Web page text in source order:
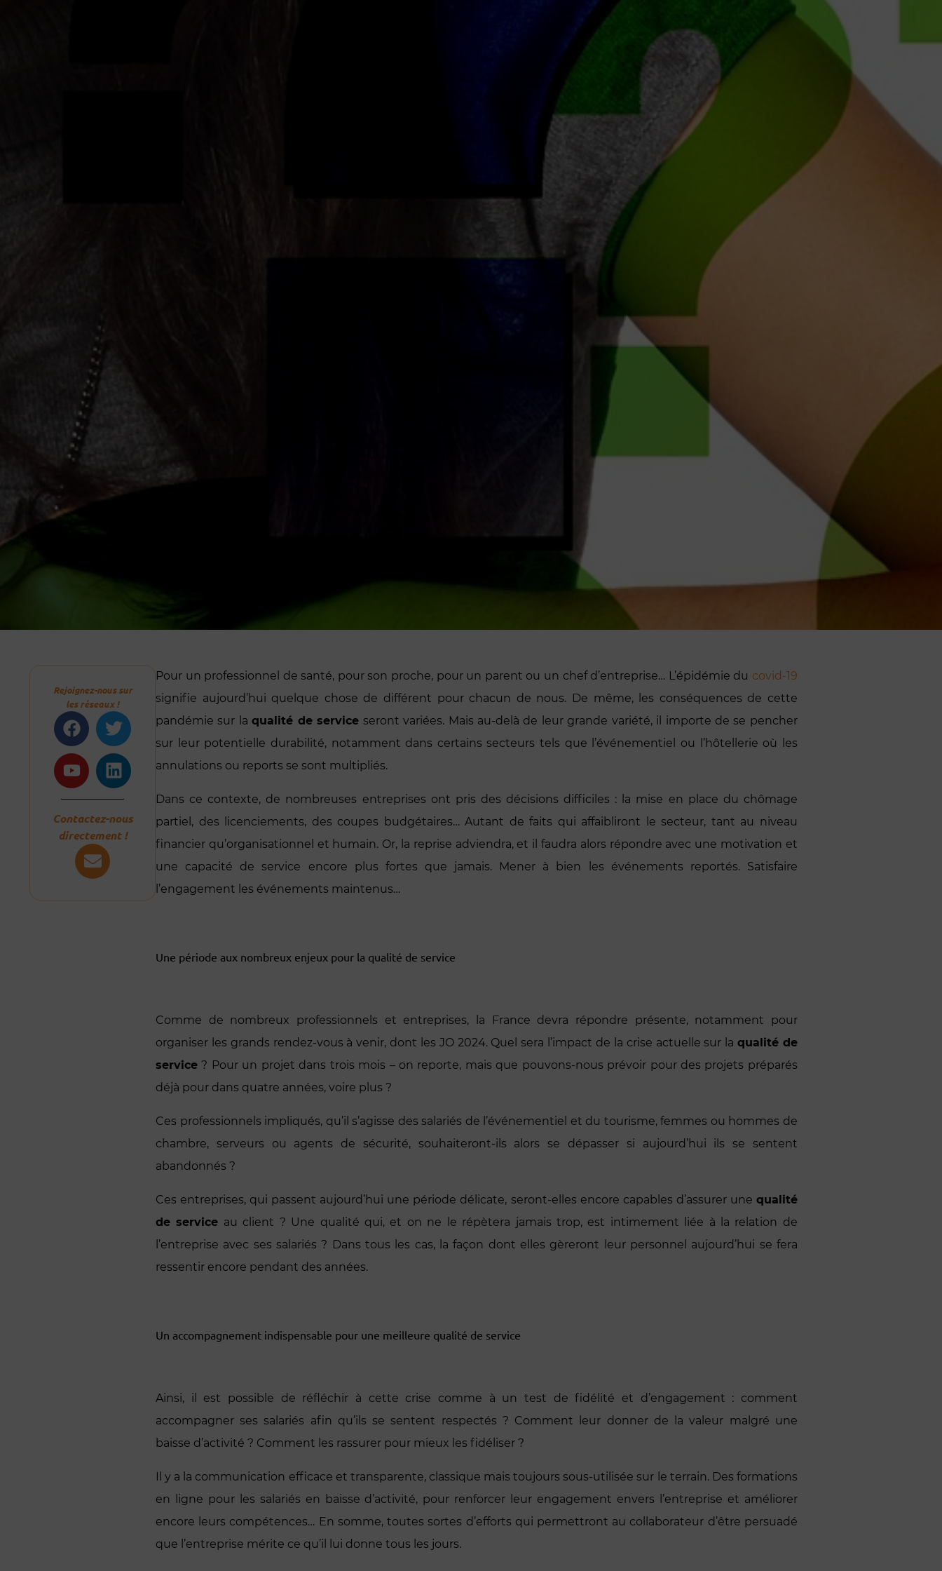
Rejoignez-nous sur
les réseaux !
Facebook
Twitter
YoutubeLinkedin
Contactez-nous
directement !
Pour un professionnel de santé, pour son proche, pour un parent ou un chef d’entreprise… L’épidémie du covid-19
signifie aujourd’hui quelque chose de différent pour chacun de nous. De même, les conséquences de cette
pandémie sur laqualité de service seront variées. Mais au-delà de leur grande variété, il importe de se pencher
sur leur potentielle durabilité, notamment dans certains secteurs tels que l’événementiel ou l’hôtellerie où les
annulations ou reports se sont multipliés.
Dans ce contexte, de nombreuses entreprises ont pris des décisions difficiles : la mise en place du chômage
partiel, des licenciements, des coupes budgétaires… Autant de faits qui affaibliront le secteur, tant au niveau
financier qu’organisationnel et humain. Or, la reprise adviendra, et il faudra alors répondre avec une motivation et
une capacité de service encore plus fortes que jamais. Mener à bien les événements reportés. Satisfaire
l’engagement les événements maintenus…
Une période aux nombreux enjeux pour la qualité de service
Comme de nombreux professionnels et entreprises, la France devra répondre présente, notamment pour
organiser les grands rendez-vous à venir, dont les JO 2024. Quel sera l’impact de la crise actuelle sur laqualité de
service ? Pour un projet dans trois mois – on reporte, mais que pouvons-nous prévoir pour des projets préparés
déjà pour dans quatre années, voire plus ?
Ces professionnels impliqués, qu’il s’agisse des salariés de l’événementiel et du tourisme, femmes ou hommes de
chambre, serveurs ou agents de sécurité, souhaiteront-ils alors se dépasser si aujourd’hui ils se sentent
abandonnés ?
Ces entreprises, qui passent aujourd’hui une période délicate, seront-elles encore capables d’assurer une qualité
de service au client ? Une qualité qui, et on ne le répètera jamais trop, est intimement liée à la relation de
l’entreprise avec ses salariés ? Dans tous les cas, la façon dont elles gèreront leur personnel aujourd’hui se fera
ressentir encore pendant des années.
Un accompagnement indispensable pour une meilleure qualité de service
Ainsi, il est possible de réfléchir à cette crise comme à un test de fidélité et d’engagement : comment
accompagner ses salariés afin qu’ils se sentent respectés ? Comment leur donner de la valeur malgré une
baisse d’activité ? Comment les rassurer pour mieux les fidéliser ?
Il y a la communication efficace et transparente, classique mais toujours sous-utilisée sur le terrain. Des formations
en ligne pour les salariés en baisse d’activité, pour renforcer leur engagement envers l’entreprise et améliorer
encore leurs compétences… En somme, toutes sortes d’efforts qui permettront au collaborateur d’être persuadé
que l’entreprise mérite ce qu’il lui donne tous les jours.